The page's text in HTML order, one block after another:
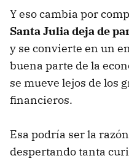
Y eso cambia por
Santa Julia deja de
y se convierte en un
buena parte de la
se mueve lejos de los
financieros.
Esa podría ser la
despertando tanta